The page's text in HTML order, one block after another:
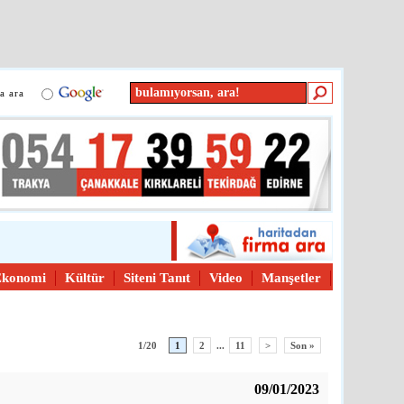
ara
Kültür Siteni Tanıt Video Manşetler
1/20 1 2 ... 11 > Son »
09/01/2023